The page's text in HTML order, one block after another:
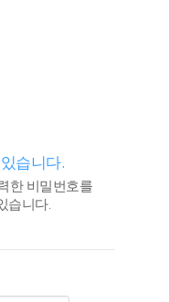
습니다.
한 비밀번호를
습니다.